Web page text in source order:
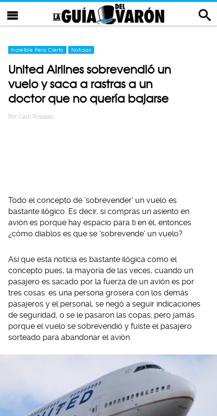
Increíble Pero Cierto Noticias
United Airlines sobrevendió un
vuelo y saca a rastras a un
doctor que no quería bajarse
Por Caro Rosales
Todo el concepto de ‘sobrevender’ un vuelo es
bastante ilógico. Es decir, si compras un asiento en
avión es porque hay espacio para ti en él, entonces
¿cómo diablos es que se ‘sobrevende’ un vuelo?
Así que esta noticia es bastante ilógica como el
concepto pues, la mayoría de las veces, cuando un
pasajero es sacado por la fuerza de un avión es por
tres cosas: es una persona grosera con los demás
pasajeros y el personal, se negó a seguir indicaciones
de seguridad, o se le pasaron las copas; pero jamás
porque el vuelo se sobrevendió y fuiste el pasajero
sorteado para abandonar el avión.